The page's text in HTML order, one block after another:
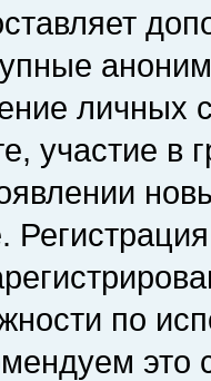
личных
участие в
по
это